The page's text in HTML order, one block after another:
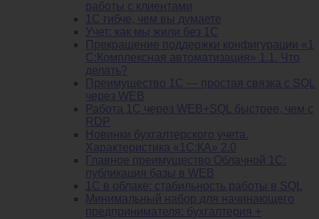
работы с клиентами
1С гибче, чем вы думаете
Учет: как мы жили без 1С
Прекращение поддержки конфигурации «1
С:Комплексная автоматизация» 1.1. Что
делать?
Преимущество 1С — простая связка с SQL
через WEB
Работа 1С через WEB+SQL быстрее, чем с
RDP
Новинки бухгалтерского учета.
Характеристика «1С:КА» 2.0
Главное преимущество Облачной 1С:
публикация базы в WEB
1С в облаке: стабильность работы в SQL
Минимальный набор для начинающего
предпринимателя: бухгалтерия +